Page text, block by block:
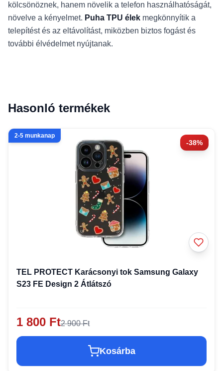
kölcsönöznek, hanem növelik a telefon használhatóságát,
növelve a kényelmet. Puha TPU élek megkönnyítik a
telepítést és az eltávolítást, miközben biztos fogást és
további élvédelmet nyújtanak.
Hasonló termékek
-38%
2-5 munkanap
TEL PROTECT Karácsonyi tok Samsung Galaxy
S23 FE Design 2 Átlátszó
1 800 Ft2 900 Ft
Kosárba